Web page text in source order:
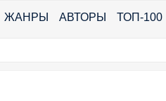
ЖАНРЫ АВТОРЫ ТОП-100